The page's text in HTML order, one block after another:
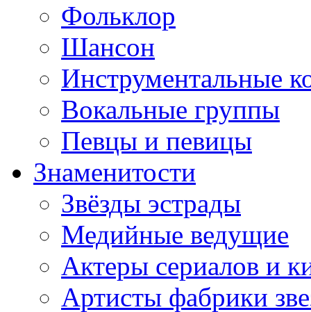
Фольклор
Шансон
Инструментальные
Вокальные группы
Певцы и певицы
Знаменитости
Звёзды эстрады
Медийные ведущие
Актеры сериалов и
Артисты фабрики